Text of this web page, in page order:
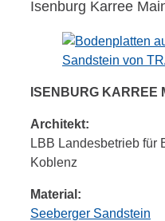
Isenburg Karree
ISENBURG KARREE
Architekt:
LBB Landesbetrieb für
Koblenz
Material:
Seeberger Sandstein